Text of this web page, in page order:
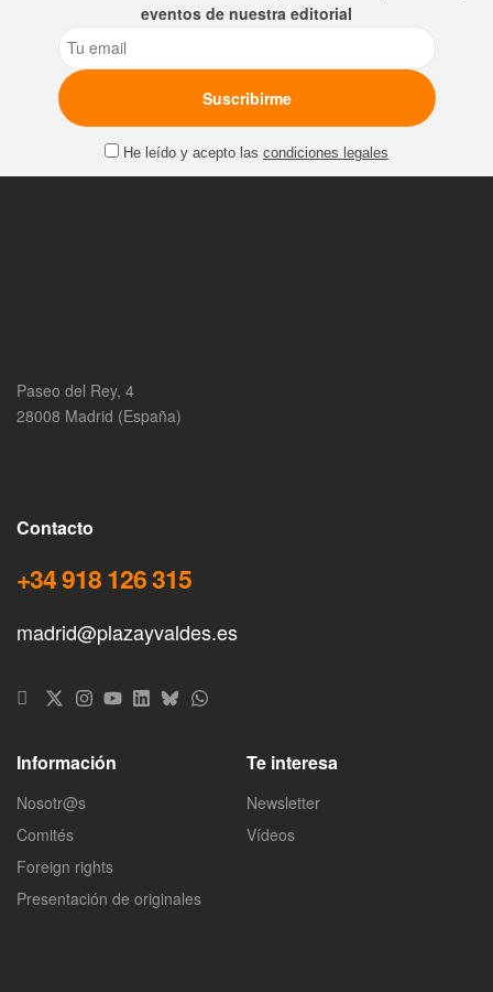
eventos de nuestra editorial
Email
He leído y acepto las condiciones legales
Paseo del Rey, 4
28008 Madrid (España)
Contacto
+34 918 126 315
madrid@plazayvaldes.es
Información
Nosotr@s
Comités
Foreign rights
Presentación de originales
Te interesa
Newsletter
Vídeos